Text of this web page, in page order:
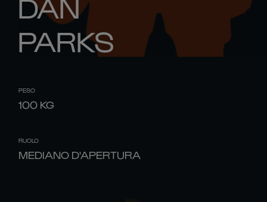
PARKS
PESO
100 KG
RUOLO
MEDIANO D'APERTURA